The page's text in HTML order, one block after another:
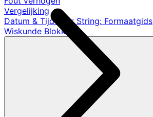
Vergelijking
Datum & Tijd naar String: Formaatgids
Wiskunde Blokken